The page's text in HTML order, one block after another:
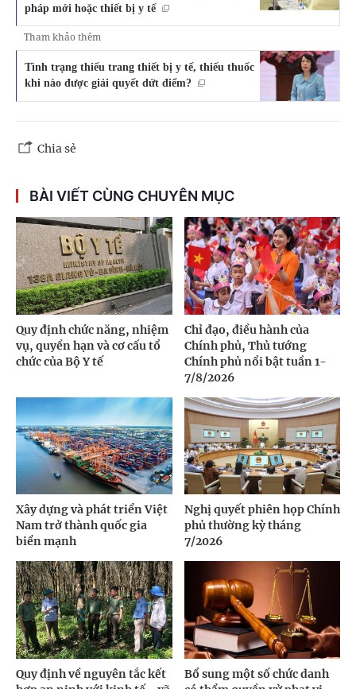
pháp mới hoặc thiết bị y tế
Tham khảo thêm
Tình trạng thiếu trang thiết bị y tế, thiếu thuốc
khi nào được giải quyết dứt điểm?
Chia sẻ
BÀI VIẾT CÙNG CHUYÊN MỤC
Quy định chức năng, nhiệm
vụ, quyền hạn và cơ cấu tổ
chức của Bộ Y tế
Chỉ đạo, điều hành của
Chính phủ, Thủ tướng
Chính phủ nổi bật tuần 1-
7/8/2026
Xây dựng và phát triển Việt
Nam trở thành quốc gia
biển mạnh
Nghị quyết phiên họp Chính
phủ thường kỳ tháng
7/2026
Quy định về nguyên tắc kết
Bổ sung một số chức danh